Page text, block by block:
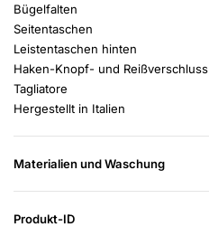
Bügelfalten
Seitentaschen
Leistentaschen hinten
Haken-Knopf- und Reißverschluss
Tagliatore
Hergestellt in Italien
Materialien und Waschung
Produkt-ID